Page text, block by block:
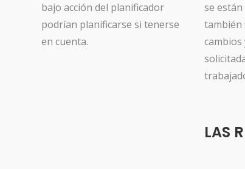
bajo acción del planificador
podrían planificarse si tenerse
en cuenta.
se
también
cambios
LAS